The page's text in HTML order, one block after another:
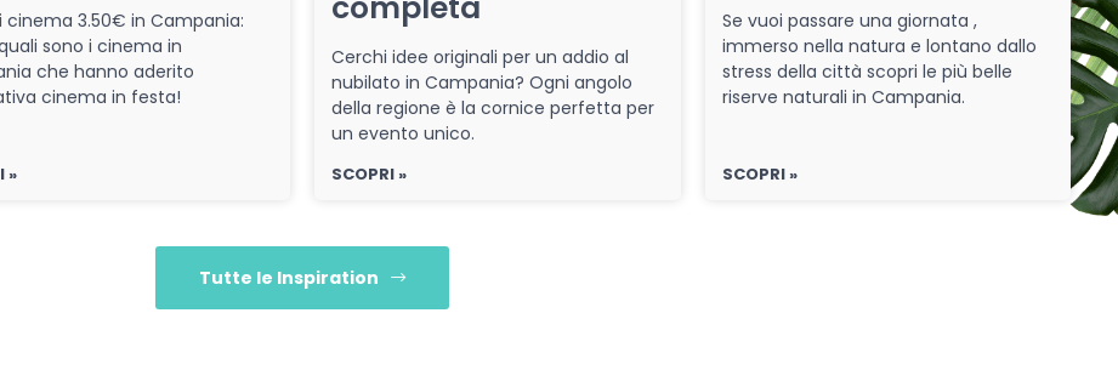
cinema 3.50€ in Campania:
sono i cinema in
che hanno aderito
cinema in festa!
»
Cerchi idee originali per un addio al
nubilato in Campania? Ogni angolo
della regione è la cornice perfetta per
un evento unico.
SCOPRI »
Se vuoi passare una giornata ,
immerso nella natura e lontano dallo
stress della città scopri le più belle
riserve naturali in Campania.
SCOPRI »
Tutte le Inspiration